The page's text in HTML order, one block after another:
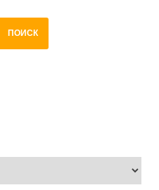
ПОИСК